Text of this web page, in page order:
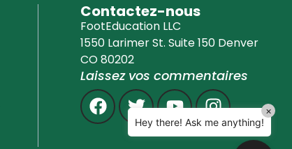
Contactez-nous
FootEducation LLC
1550 Larimer St. Suite 150 Denver
CO 80202
Laissez vos commentaires
Hey there! Ask me anything!
×